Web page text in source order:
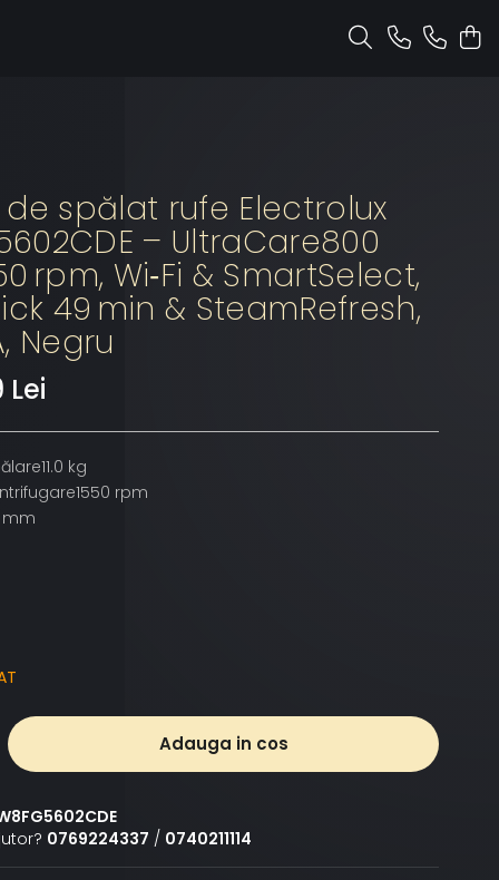
spălat rufe Electrolux
– UltraCare800
rpm, Wi‑Fi & SmartSelect,
49 min & SteamRefresh,
Negru
Lei
kg
rpm
Adauga in cos
0769224337 / 0740211114